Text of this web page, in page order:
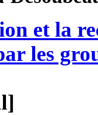
et la
les